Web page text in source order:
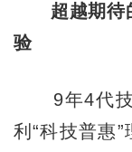
超越期待的
验
9年4代技
利“科技普惠